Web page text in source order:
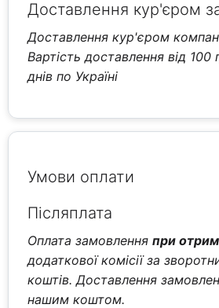
Доставлення кур'єром
Доставлення кур'єром
Вартість доставлення від 100
днів по Україні
Умови оплати
Післяплата
Оплата замовленняпри
додаткової комісії за
коштів. Доставлення
нашим коштом.